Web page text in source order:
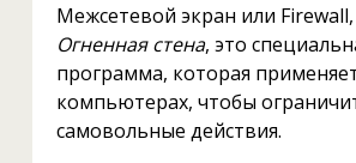
Межсетевой экран или
Огненная стена, это
программа, которая
компьютерах, чтобы
самовольные действия.